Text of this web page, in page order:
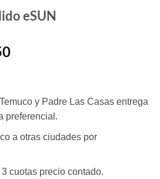
eSUN
El
$13.550.
y Padre Las Casas entrega
preferencial.
a otras ciudades por
cuotas precio contado.